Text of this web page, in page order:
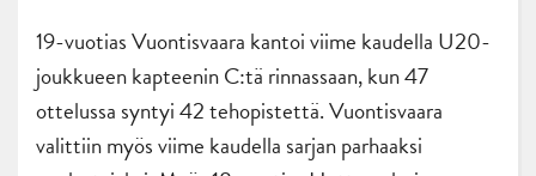
19-vuotias Vuontisvaara kantoi viime kaudella U20-
joukkueen kapteenin C:tä rinnassaan, kun 47
ottelussa syntyi 42 tehopistettä. Vuontisvaara
valittiin myös viime kaudella sarjan parhaaksi